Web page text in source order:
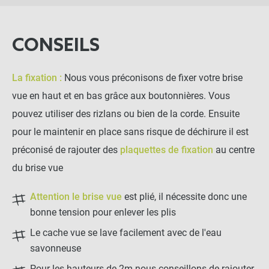
Brise-vue premium - Nappe de 25m -
100% occultation
Anthracite
105,00 €
NOTRE RECOMMANDATION POUR
UNE POSE EN TOUTE TRANQUILLITÉ
Plaquette de fixation brise-
2,50 € - +
LES PRODUITS ALTERNATIFS
CONSEILS
La fixation : Nous vous préconisons de fixer votre brise
vue en haut et en bas grâce aux boutonnières. Vous
pouvez utiliser des rizlans ou bien de la corde. Ensuite
pour le maintenir en place sans risque de déchirure il est
préconisé de rajouter des plaquettes de fixation au centre
du brise vue
Attention le brise vue est plié, il nécessite donc une
bonne tension pour enlever les plis
Le cache vue se lave facilement avec de l'eau
savonneuse